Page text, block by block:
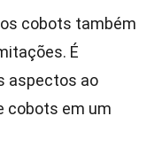
cobots também
É
aspectos ao
cobots em um